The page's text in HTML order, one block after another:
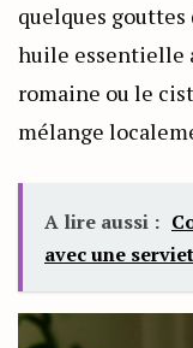
quelques gouttes
huile essentielle
romaine ou le
mélange
A lire aussi :
avec une